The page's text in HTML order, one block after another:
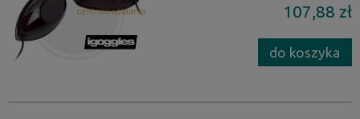
107,88 zł
do koszyka